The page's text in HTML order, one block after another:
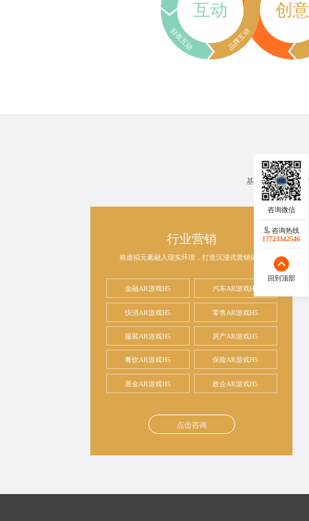
互动
好友互动 品牌互动
创
基于行业、场景
行业营销
将虚拟元素融入现实环境，打造沉浸式营销体验
金融AR游戏H5 汽车AR游戏H5
快消AR游戏H5 零售AR游戏H5
服装AR游戏H5 房产AR游戏H5
餐饮AR游戏H5 保险AR游戏H5
基金AR游戏H5 政企AR游戏H5
点击咨询
咨询热线
17723342546
回到顶部